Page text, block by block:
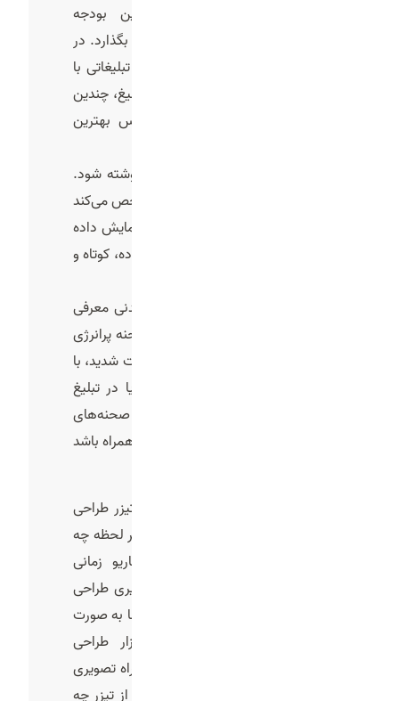
خلاقانه می‌تواند حتی با کمترین بودجه
بیشترین تاثیر را روی ذهن مخاطب بگذارد. در
این مرحله تیم خلاقیت یا کارگردان تبلیغاتی با
توجه به شناخت مخاطب و هدف تبلیغ، چندین
ایده مختلف مطرح می‌کند و سپس بهترین
پس از انتخاب ایده، باید سناریو نوشته شود.
سناریو ساختار کلی تیزر است و مشخص می‌کند
که در چند ثانیه محدود چه چیزی نمایش داده
خواهد شد. مهم است که سناریو ساده، کوتاه و
برای مثال، اگر قرار است یک نوشیدنی معرفی
شود، سناریو می‌تواند شامل یک صحنه پرانرژی
از ورزشکارانی باشد که پس از فعالیت شدید، با
نوشیدن محصول انرژی می‌گیرند. یا در تبلیغ
یک برند لوکس، سناریو باید با صحنه‌های
شیک، آرام و دارای جلوه‌های خاص همراه باشد
در این مرحله سکانس به سکانس تیزر طراحی
چیده می‌شود تا مشخص شود در هر لحظه چه
چیزی نمایش داده می‌شود. سناریو زمانی
ارزشمند می‌شود که به صورت تصویری طراحی
گردد. در این مرحله، تمام سکانس‌ها به صورت
استوری‌بورد روی کاغذ یا نرم‌افزار طراحی
می‌شوند. استوری‌بورد نوعی نقشه راه تصویری
است که نشان می‌دهد در هر ثانیه از تیزر چه